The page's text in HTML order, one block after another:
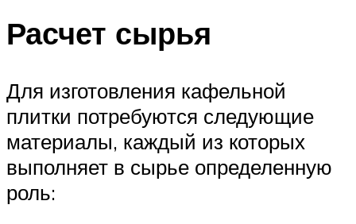
Расчет сырья
Для изготовления кафельной
плитки потребуются следующие
материалы, каждый из которых
выполняет в сырье определенную
роль: